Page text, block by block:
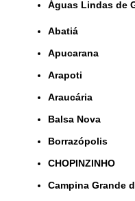
Águas Lindas de
Abatiá
Apucarana
Arapoti
Araucária
Balsa Nova
Borrazópolis
CHOPINZINHO
Campina Grande